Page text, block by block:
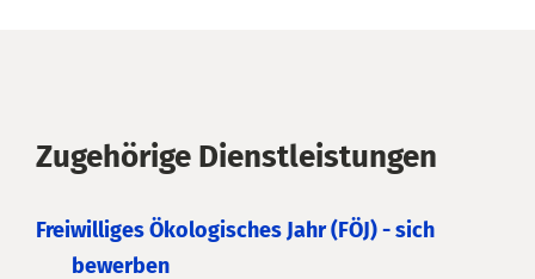
Zugehörige Dienstleistungen
Freiwilliges Ökologisches Jahr (FÖJ) - sich
bewerben